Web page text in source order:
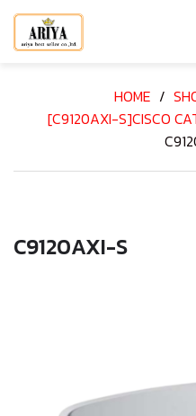
HOME /
[C9120AXI-S]CISCO
C9120AXI-S